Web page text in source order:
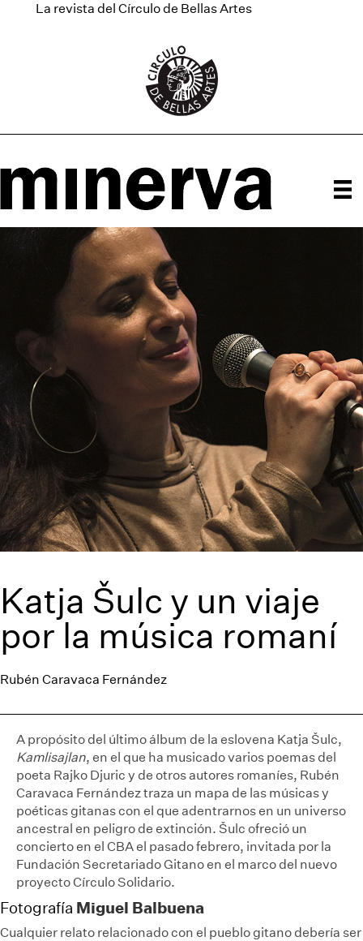
La revista del Círculo de Bellas Artes
Katja Šulc y un viaje
por la música romaní
Rubén Caravaca Fernández
A propósito del último álbum de la eslovena Katja Šulc,
Kamlisajlan, en el que ha musicado varios poemas del
poeta Rajko Djuric y de otros autores romaníes, Rubén
Caravaca Fernández traza un mapa de las músicas y
poéticas gitanas con el que adentrarnos en un universo
ancestral en peligro de extinción. Šulc ofreció un
concierto en el CBA el pasado febrero, invitada por la
Fundación Secretariado Gitano en el marco del nuevo
proyecto Círculo Solidario.
Fotografía Miguel Balbuena
Cualquier relato relacionado con el pueblo gitano debería ser